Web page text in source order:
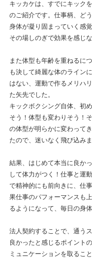
キッカケは、すでにキック
のご紹介です。仕事柄、ど
身体が凝り固まっていく感
その場しのぎで効果を感じ
また体型も年齢を重ねるに
も決して綺麗な体のライン
はない、運動で作るメリハ
た矢先でした。
キックボクシング自体、初
そう！体型も変わりそう！
の体型が明らかに変わって
たので、迷いなく飛び込みま
結果、はじめて本当に良か
して体力がつく！仕事と運
で精神的にも前向きに、仕
果仕事のパフォーマンスも
るようになって、毎日の身
法人契約することで、通う
良かったと感じるポイント
ミュニケーションを取るこ